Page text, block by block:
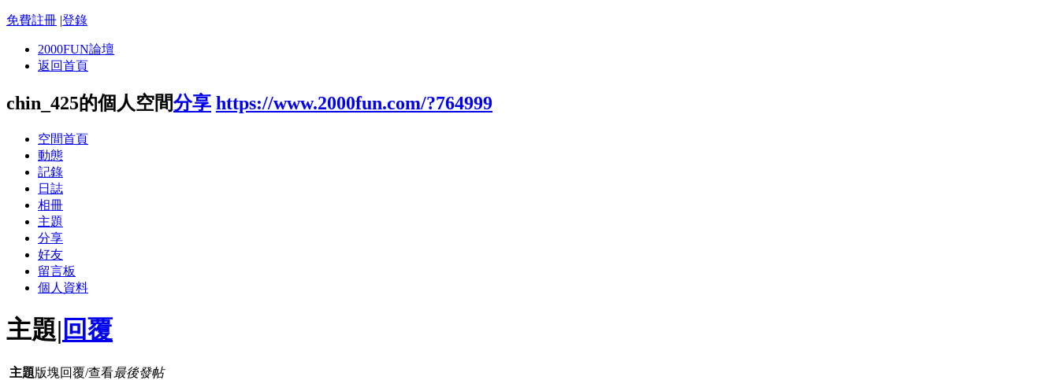
免費註冊 |登錄
2000FUN論壇
返回首頁
chin_425的個人空間分享 https://www.2000fun.com/?764999
空間首頁
動態
記錄
日誌
相冊
主題
分享
好友
留言板
個人資料
主題| 回覆
主題版塊回覆/查看最後發帖